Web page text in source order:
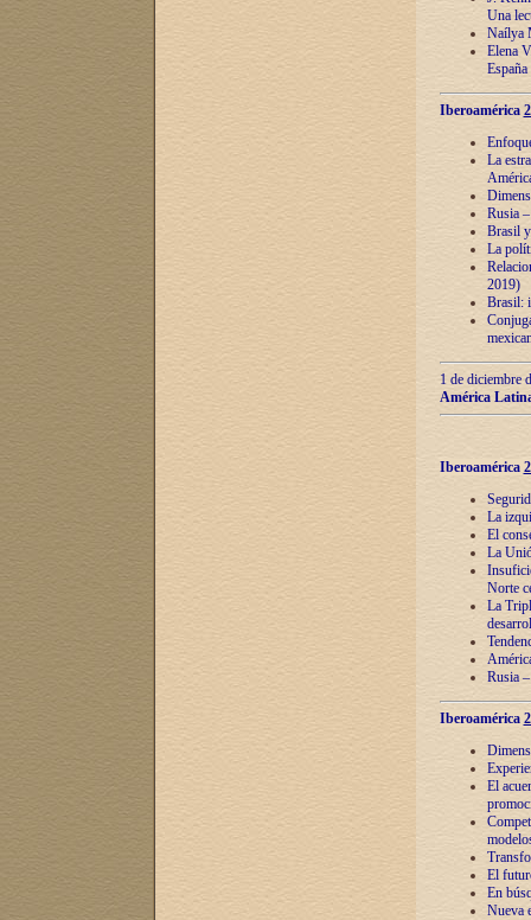
Una
Naílya
Elena
España
Iberoamérica
La
Rusia
Brasil
La
2019)
Brasil:
1 de diciembre
América
Iberoamérica
La
El
La
Norte
La
Rusia
Iberoamérica
El
El
En
Nueva